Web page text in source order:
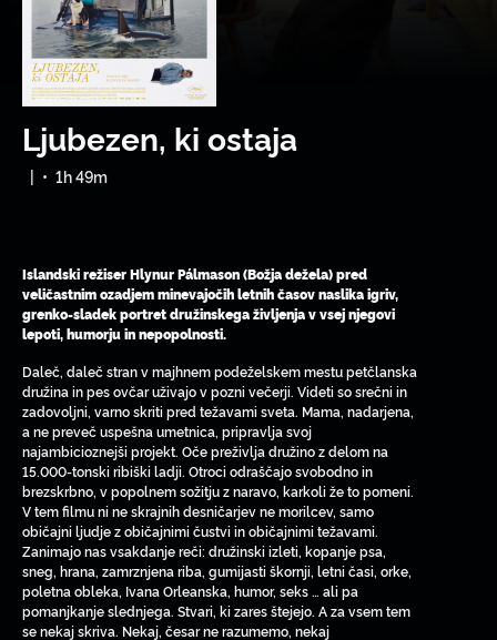
Ljubezen, ki ostaja
| • 1h 49m
Islandski režiser Hlynur Pálmason (Božja dežela) pred
veličastnim ozadjem minevajočih letnih časov naslika igriv,
grenko-sladek portret družinskega življenja v vsej njegovi
lepoti, humorju in nepopolnosti.
Daleč, daleč stran v majhnem podeželskem mestu petčlanska
družina in pes ovčar uživajo v pozni večerji. Videti so srečni in
zadovoljni, varno skriti pred težavami sveta. Mama, nadarjena,
a ne preveč uspešna umetnica, pripravlja svoj
najambicioznejši projekt. Oče preživlja družino z delom na
15.000-tonski ribiški ladji. Otroci odraščajo svobodno in
brezskrbno, v popolnem sožitju z naravo, karkoli že to pomeni.
V tem filmu ni ne skrajnih desničarjev ne morilcev, samo
običajni ljudje z običajnimi čustvi in običajnimi težavami.
Zanimajo nas vsakdanje reči: družinski izleti, kopanje psa,
sneg, hrana, zamrznjena riba, gumijasti škornji, letni časi, orke,
poletna obleka, Ivana Orleanska, humor, seks … ali pa
pomanjkanje slednjega. Stvari, ki zares štejejo. A za vsem tem
se nekaj skriva. Nekaj, česar ne razumemo, nekaj